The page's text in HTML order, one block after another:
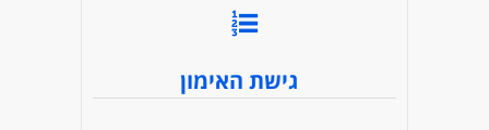
גישת האימון